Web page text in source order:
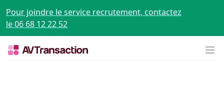
Pour joindre le service recrutement, contactez
le 06 68 12 22 52